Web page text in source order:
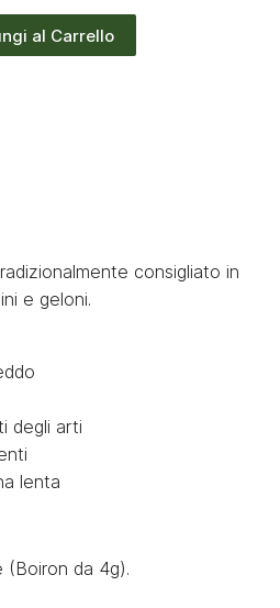
al Carrello
consigliato in
e geloni.
degli arti
lenta
(Boiron da 4g).